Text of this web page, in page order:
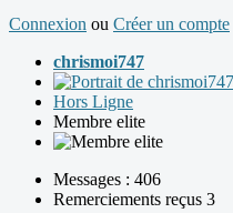
Connexion ou Créer un compte
chrismoi747
Hors Ligne
Membre elite
Messages : 406
Remerciements reçus 3